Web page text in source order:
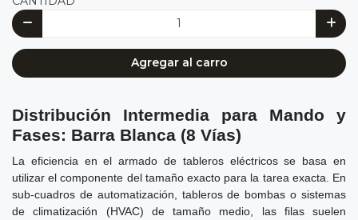
Agregar al carro
Distribución Intermedia para Mando y
Fases: Barra Blanca (8 Vías)
La eficiencia en el armado de tableros eléctricos se basa en
utilizar el componente del tamaño exacto para la tarea exacta. En
sub-cuadros de automatización, tableros de bombas o sistemas
de climatización (HVAC) de tamaño medio, las filas suelen